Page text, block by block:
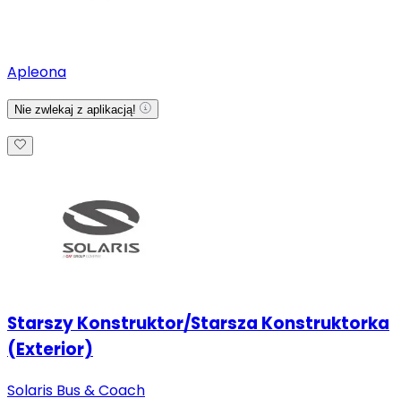
Apleona
Nie zwlekaj z aplikacją!
Starszy Konstruktor/Starsza Konstruktorka
(Exterior)
Solaris Bus & Coach